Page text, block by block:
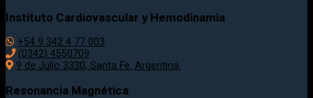
Instituto Cardiovascular y Hemodinamia
+54 9 342 4 77 003
(0342) 4550709
9 de Julio 3330, Santa Fe. Argentina.
Resonancia Magnética